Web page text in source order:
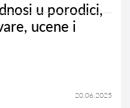
u porodici,
ucene i
20.06.2025